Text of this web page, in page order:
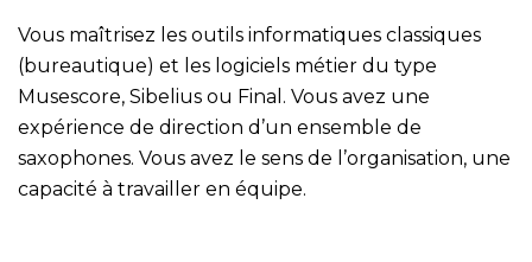
Vous maîtrisez les outils informatiques classiques
(bureautique) et les logiciels métier du type
Musescore, Sibelius ou Final. Vous avez une
expérience de direction d’un ensemble de
saxophones. Vous avez le sens de l’organisation, une
capacité à travailler en équipe.